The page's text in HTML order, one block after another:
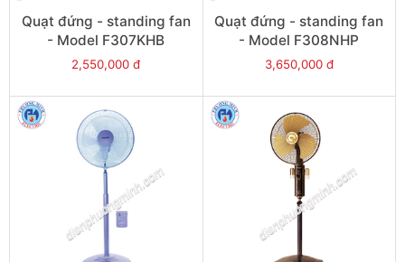
Quạt đứng - standing fan
- Model F307KHB
2,550,000 đ
Quạt đứng - standing fan
- Model F308NHP
3,650,000 đ